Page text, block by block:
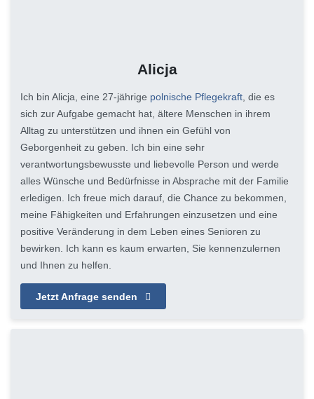
Alicja
Ich bin Alicja, eine 27-jährige polnische Pflegekraft, die es
sich zur Aufgabe gemacht hat, ältere Menschen in ihrem
Alltag zu unterstützen und ihnen ein Gefühl von
Geborgenheit zu geben. Ich bin eine sehr
verantwortungsbewusste und liebevolle Person und werde
alles Wünsche und Bedürfnisse in Absprache mit der Familie
erledigen. Ich freue mich darauf, die Chance zu bekommen,
meine Fähigkeiten und Erfahrungen einzusetzen und eine
positive Veränderung in dem Leben eines Senioren zu
bewirken. Ich kann es kaum erwarten, Sie kennenzulernen
und Ihnen zu helfen.
Jetzt Anfrage senden